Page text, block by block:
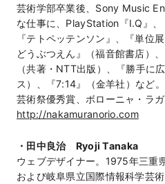
芸術学部卒業後、Sony Music
な仕事に、PlayStation『I.Q』
『テトペッテンソン』、『単位
どうぶつえん』（福音館書店）
（共著・NTT出版）、『勝手に
ス）、『7:14』（金羊社）など
芸術祭優秀賞、ボローニャ・ラガ
http://nakamuranorio.com
・田中良治 Ryoji Tanaka
ウェブデザイナー。1975年三重
および岐阜県立国際情報科学芸